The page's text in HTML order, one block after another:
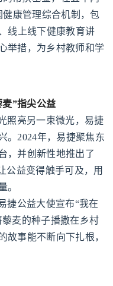
康管理综合机制，包
线上线下健康教育讲
举措，为乡村教师和学
”指尖公益
照亮另一束微光，易捷
。2024年，易捷聚焦东
，并创新性地推出了
公益变得触手可及，用
。
捷公益大使宣布“我在
麦的种子播撒在乡村
故事能不断向下扎根，